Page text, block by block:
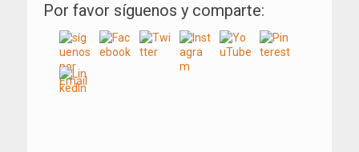
Por favor síguenos y comparte: